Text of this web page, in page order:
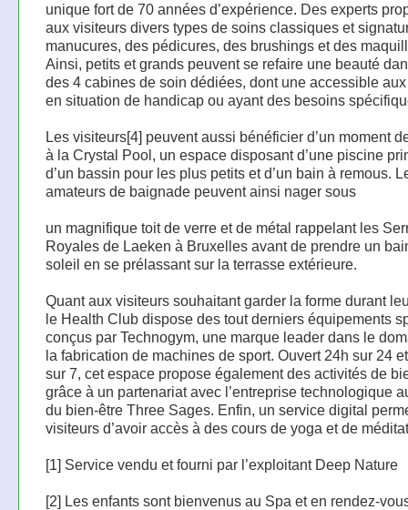
unique fort de 70 années d’expérience. Des experts
aux visiteurs divers types de soins classiques et
manucures, des pédicures, des brushings et des
Ainsi, petits et grands peuvent se refaire une beauté
des 4 cabines de soin dédiées, dont une accessible
en situation de handicap ou ayant des besoins
Les visiteurs[4] peuvent aussi bénéficier d’un moment
à la Crystal Pool, un espace disposant d’une piscine
d’un bassin pour les plus petits et d’un bain à remous.
amateurs de baignade peuvent ainsi nager sous
un magnifique toit de verre et de métal rappelant les
Royales de Laeken à Bruxelles avant de prendre un
soleil en se prélassant sur la terrasse extérieure.
Quant aux visiteurs souhaitant garder la forme durant
le Health Club dispose des tout derniers équipements
conçus par Technogym, une marque leader dans le
la fabrication de machines de sport. Ouvert 24h sur 24
sur 7, cet espace propose également des activités de
grâce à un partenariat avec l’entreprise technologique
du bien-être Three Sages. Enfin, un service digital
visiteurs d’avoir accès à des cours de yoga et de
[1] Service vendu et fourni par l’exploitant Deep Nature
[2] Les enfants sont bienvenus au Spa et en rendez-